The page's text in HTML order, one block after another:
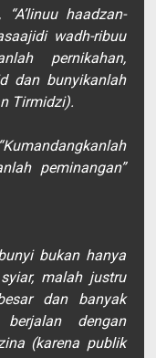
“A’linuu haadzan-
wadh-ribuu
pernikahan,
dan bunyikanlah
Tirmidzi).
peminangan”
bukan hanya
malah justru
dan banyak
dengan
(karena publik